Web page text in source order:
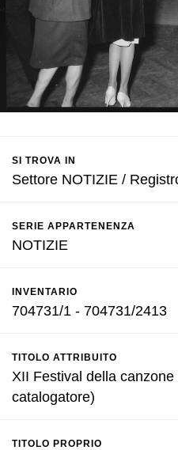
SI TROVA IN
Settore NOTIZIE /
SERIE APPARTENENZA
NOTIZIE
INVENTARIO
704731/1 - 704731/2413
TITOLO ATTRIBUITO
XII Festival della
catalogatore)
TITOLO PROPRIO